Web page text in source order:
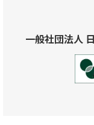
一般社団法人